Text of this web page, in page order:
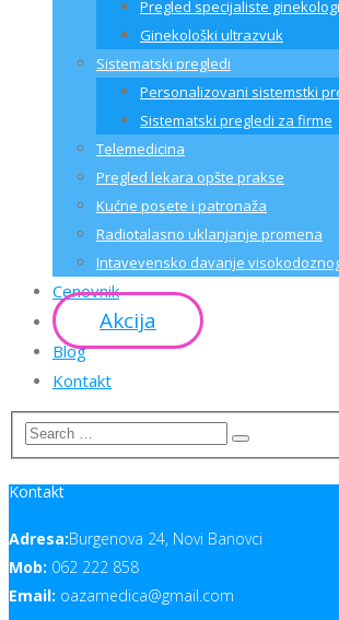
Pregled specijaliste
Ginekološki ultrazvuk
Sistematski pregledi
Personalizovani sistemstki
Sistematski pregledi za firme
Telemedicina
Pregled lekara opšte prakse
Kućne posete i patronaža
Radiotalasno uklanjanje promena
Intavevensko davanje
Cenovnik
Akcija
Blog
Kontakt
Kontakt
Adresa:Burgenova 24, Novi Banovci
Mob: 062 222 858
Email: oazamedica@gmail.com